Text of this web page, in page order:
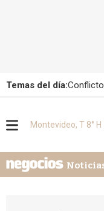
Temas del día:
u
Montevideo, T 8° H